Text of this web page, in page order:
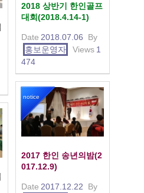
2018 상반기 한인골프
대회(2018.4.14-1)
Date 2018.07.06
By
홍보운영자
Views 1
474
notice
2017 한인 송년의밤(2
017.12.9)
Date 2017.12.22
By